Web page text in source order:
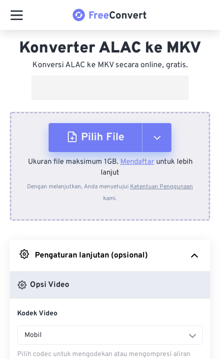
Konverter ALAC ke MKV
Konversi ALAC ke MKV secara online, gratis.
Pilih File
Dari Perangkat
Dari Dropbox
Ukuran file maksimum 1GB.Mendaftaruntuk lebih
lanjut
Dengan melanjutkan, Anda menyetujui Ketentuan Penggunaan
kami.
Pengaturan lanjutan (opsional)
Opsi Video
Kodek Video
Mobil
Pilih codec untuk mengodekan atau mengompresi aliran